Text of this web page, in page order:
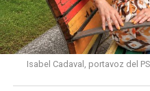
Isabel Cadaval, portavoz del